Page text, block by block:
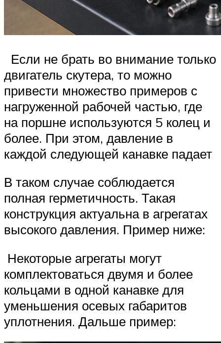
Если не брать во внимание только
двигатель скутера, то можно
привести множество примеров с
нагруженной рабочей частью, где
на поршне используются 5 колец и
более. При этом, давление в
каждой следующей канавке падает
В таком случае соблюдается
полная герметичность. Такая
конструкция актуальна в агрегатах
высокого давления. Пример ниже:
Некоторые агрегаты могут
комплектоваться двумя и более
кольцами в одной канавке для
уменьшения осевых габаритов
уплотнения. Дальше пример: